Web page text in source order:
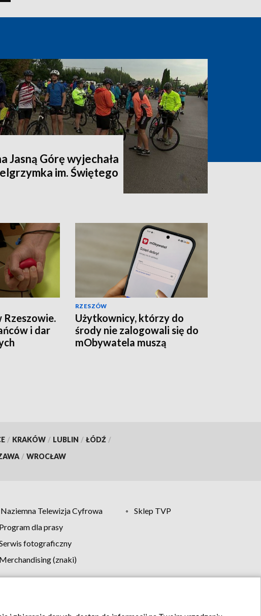
Jasną Górę wyjechała
im. Świętego
Rzeszowie.
i dar
RZESZÓW
Użytkownicy, którzy do
środy nie zalogowali się do
mObywatela muszą
/ KRAKÓW / LUBLIN / ŁÓDŹ /
/ WROCŁAW
Naziemna Telewizja Cyfrowa
Sklep TVP
Program dla prasy
fotograficzny
Merchandising (znaki)
Biuro reklamy Kontakt